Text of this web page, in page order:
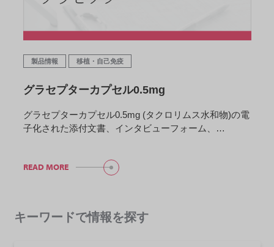
製品情報 移植・自己免疫
グラセプターカプセル0.5mg
グラセプターカプセル0.5mg (タクロリムス水和物)の電
子化された添付文書、インタビューフォーム、…
READ MORE
キーワードで情報を探す